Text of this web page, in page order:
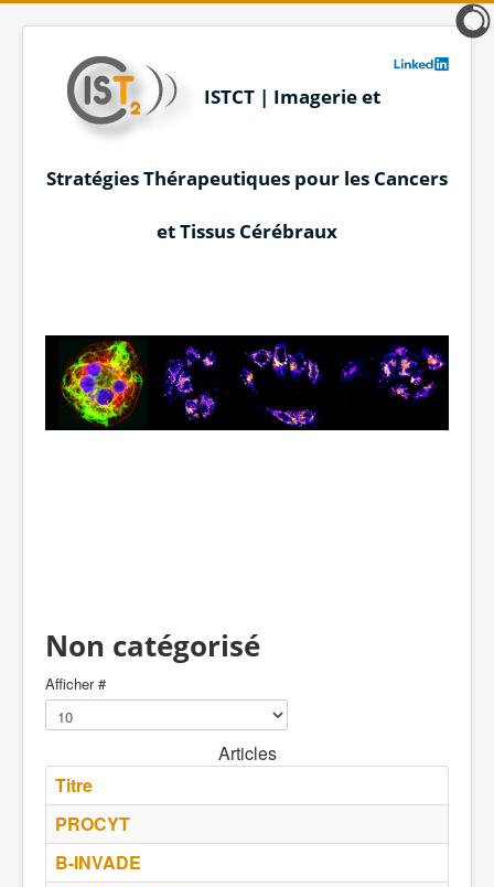
ISTCT | Imagerie et
Stratégies Thérapeutiques pour les Cancers
et Tissus Cérébraux
Non catégorisé
Afficher #
Articles
Titre
PROCYT
B-INVADE